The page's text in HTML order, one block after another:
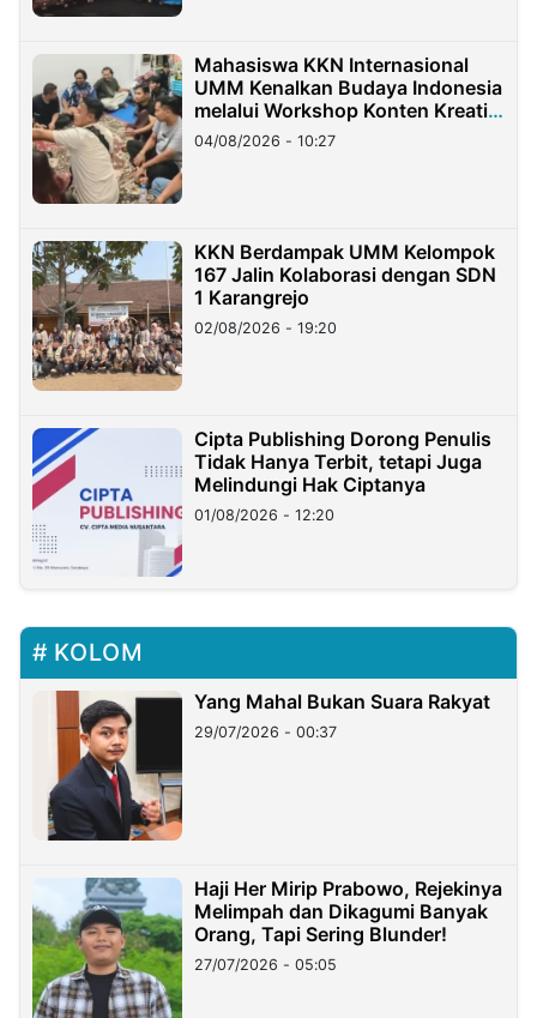
Mahasiswa KKN Internasional
UMM Kenalkan Budaya Indonesia
melalui Workshop Konten Kreatif
di Taiwan
04/08/2026 - 10:27
KKN Berdampak UMM Kelompok
167 Jalin Kolaborasi dengan SDN
1 Karangrejo
02/08/2026 - 19:20
Cipta Publishing Dorong Penulis
Tidak Hanya Terbit, tetapi Juga
Melindungi Hak Ciptanya
01/08/2026 - 12:20
KOLOM
Yang Mahal Bukan Suara Rakyat
29/07/2026 - 00:37
Haji Her Mirip Prabowo, Rejekinya
Melimpah dan Dikagumi Banyak
Orang, Tapi Sering Blunder!
27/07/2026 - 05:05